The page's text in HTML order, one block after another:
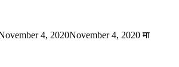
4, 2020November 4, 2020मा